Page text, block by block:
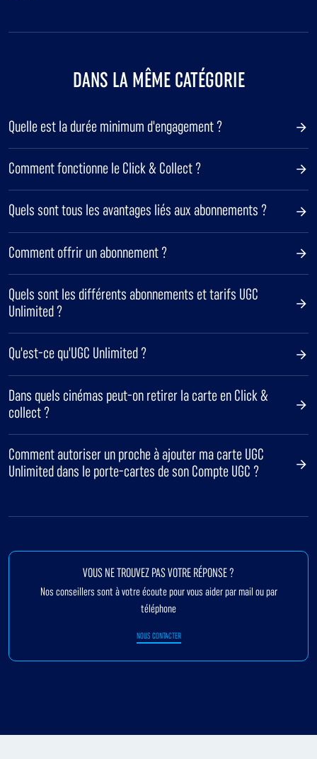
DANS LA MÊME CATÉGORIE
Quelle est la durée minimum d'engagement ?
Comment fonctionne le Click & Collect ?
Quels sont tous les avantages liés aux abonnements ?
Comment offrir un abonnement ?
Quels sont les différents abonnements et tarifs UGC
Unlimited ?
Qu'est-ce qu'UGC Unlimited ?
Dans quels cinémas peut-on retirer la carte en Click &
collect ?
Comment autoriser un proche à ajouter ma carte UGC
Unlimited dans le porte-cartes de son Compte UGC ?
VOUS NE TROUVEZ PAS VOTRE RÉPONSE ?
Nos conseillers sont à votre écoute pour vous aider par mail ou par
téléphone
NOUS CONTACTER